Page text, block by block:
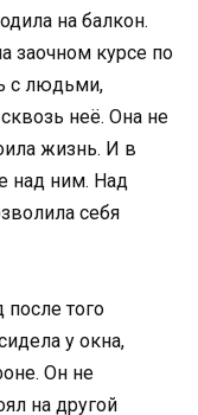
на балкон.
заочном курсе по
с людьми,
неё. Она не
жизнь. И в
над ним. Над
себя
того
у окна,
Он не
на другой